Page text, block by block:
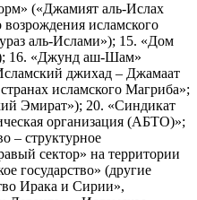
(«Джамият аль-Ислах
исламского
аль-Ислами»); 15. «Дом
16. «Джунд аш-Шам»
джихад – Джамаат
исламского Магриба»;
Эмират»); 20. «Синдикат
организация (АБТО)»;
– структурное
сектор» на территории
государство» (другие
Ирака и Сирии»,